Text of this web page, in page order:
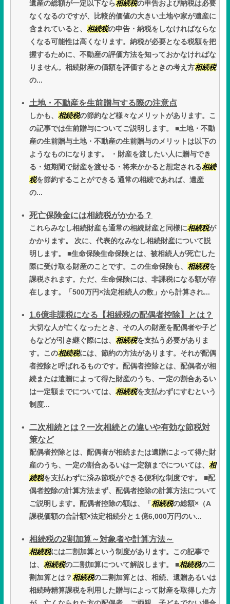
遺産の総額が一定以下なら相続税の申告および納税は必要
なくなるのですが、比較的価値の大きい土地や家が遺産に
含まれていると、 相続税の申告・納税をしなければならな
くなる可能性は高くなります。納税が必要となる税額を把
握するために、不動産の評価方法を知っておかなければな
りません。相続財産の価額を評価するときの考え方相続税
の...
土地・不動産を生前贈与する際の注意点
しかも、 相続税の節約など様々なメリットがあります。こ
の記事では生前贈与についてご説明します。 ■土地・不動
産の生前贈与土地・不動産の生前贈与のメリットは以下の
ようなものになります。 ・財産を渡したい人に贈与でき
る・短期間で財産を渡せる・将来かかると想定される相続
税を節約することができる 通常の相続であれば、遺産
の...
死亡保険金には相続税がかかる？
これらみなし相続財産も通常の相続財産と同様に相続税が
かかります。 次に、代表的なみなし相続財産について説
明します。 ■生命保険生命保険とは、被相続人が死亡した
際に受け取る財産のことです。この生命保険も、 相続税を
課税されます。ただ、生命保険には、非課税になる額が存
在します。「500万円×法定相続人の数」から計算され...
1.6億非課税になる【相続税の配偶者控除】とは？
大切な人が亡くなったとき、その人の財産を配偶者や子ど
もなどが引き継ぐ際には、 相続税を支払う必要がありま
す。この相続税には、節約の方法があります。それが配偶
者控除と呼ばれるものです。配偶者控除とは、配偶者が相
続または遺贈によって得た財産のうち、一定の割合あるい
は一定額までについては、 相続税を支払わずにすむという
制度...
二次相続とは？一次相続との違いや有効な節税対
策など
配偶者控除とは、配偶者が相続または遺贈によって得た財
産のうち、一定の割合あるいは一定額までについては、 相
続税を支払わずに済み節税ができる便利な制度です。 ■配
偶者控除の計算方法まず、配偶者控除の計算方法について
ご説明します。配偶者控除の額は、「 相続税の総額×（A
課税価額の合計額×法定相続分と１億6,000万円のい...
相続税の2割加算～対象者や計算方法～
相続税には二割加算という制度があります。この記事で
は、 相続税の二割加算について解説します。 ■相続税の二
割加算とは？相続税の二割加算とは、相続、遺贈あるいは
相続時精算課税を利用した贈与によって財産を取得した方